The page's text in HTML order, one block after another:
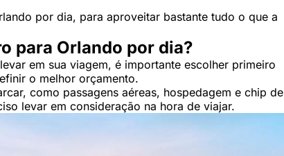
por dia, para aproveitar bastante tudo o que a
para Orlando por dia?
em sua viagem, é importante escolher primeiro
o melhor orçamento.
como passagens aéreas, hospedagem e chip de
levar em consideração na hora de viajar.